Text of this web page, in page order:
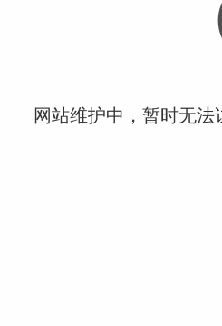
网站维护中，暂时无